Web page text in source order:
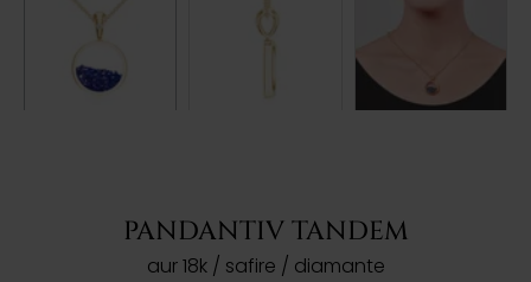
PANDANTIV TANDEM
aur 18k / safire / diamante